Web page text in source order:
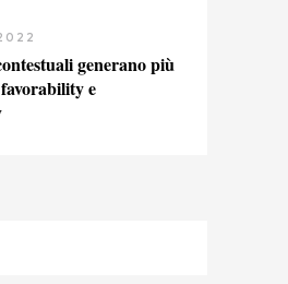
generano più
e